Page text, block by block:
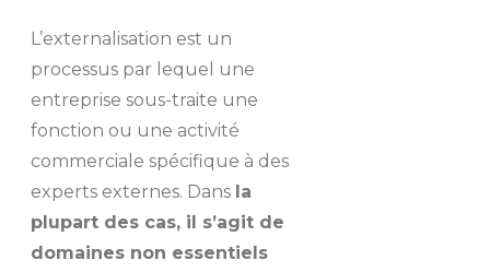
L’externalisation est un
processus par lequel une
entreprise sous-traite une
fonction ou une activité
commerciale spécifique à des
experts externes. Dans la
plupart des cas, il s’agit de
domaines non essentiels